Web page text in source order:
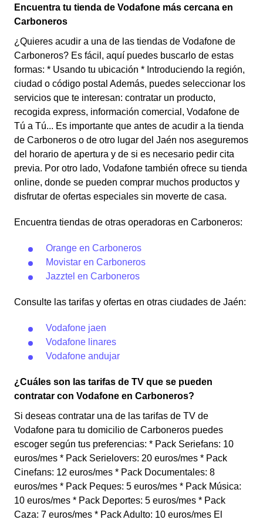
Encuentra tu tienda de Vodafone más cercana en
Carboneros
¿Quieres acudir a una de las tiendas de Vodafone de
Carboneros? Es fácil, aquí puedes buscarlo de estas
formas: * Usando tu ubicación * Introduciendo la región,
ciudad o código postal Además, puedes seleccionar los
servicios que te interesan: contratar un producto,
recogida express, información comercial, Vodafone de
Tú a Tú... Es importante que antes de acudir a la tienda
de Carboneros o de otro lugar del Jaén nos aseguremos
del horario de apertura y de si es necesario pedir cita
previa. Por otro lado, Vodafone también ofrece su tienda
online, donde se pueden comprar muchos productos y
disfrutar de ofertas especiales sin moverte de casa.
Encuentra tiendas de otras operadoras en Carboneros:
Orange en Carboneros
Movistar en Carboneros
Jazztel en Carboneros
Consulte las tarifas y ofertas en otras ciudades de Jaén:
Vodafone jaen
Vodafone linares
Vodafone andujar
¿Cuáles son las tarifas de TV que se pueden
contratar con Vodafone en Carboneros?
Si deseas contratar una de las tarifas de TV de
Vodafone para tu domicilio de Carboneros puedes
escoger según tus preferencias: * Pack Seriefans: 10
euros/mes * Pack Serielovers: 20 euros/mes * Pack
Cinefans: 12 euros/mes * Pack Documentales: 8
euros/mes * Pack Peques: 5 euros/mes * Pack Música:
10 euros/mes * Pack Deportes: 5 euros/mes * Pack
Caza: 7 euros/mes * Pack Adulto: 10 euros/mes El